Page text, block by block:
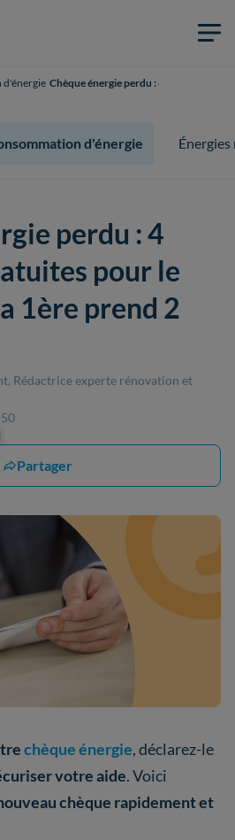
d'énergie Chèque énergie perdu : 4 solutions
d'énergie
perdu : 4
pour le
1ère prend 2
Rédactrice experte rénovation et
Partager
chèque énergie, déclarez-le
votre aide. Voici
chèque rapidement et